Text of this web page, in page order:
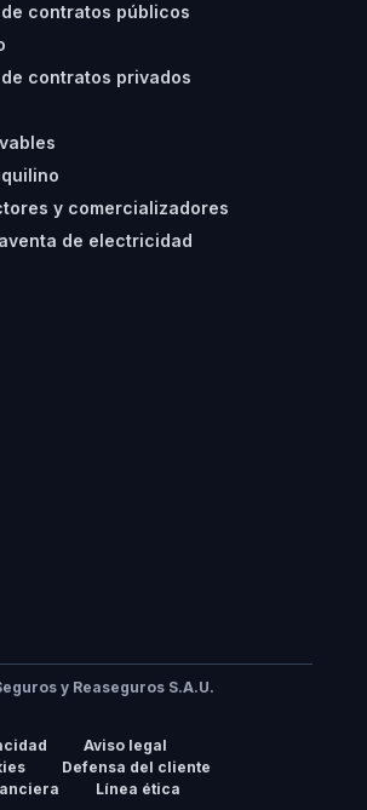
contratos públicos
contratos privados
y comercializadores
de electricidad
y Reaseguros S.A.U.
Aviso legal
Defensa del cliente
Línea ética